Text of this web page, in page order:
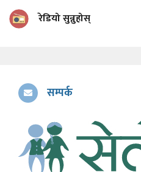
रेडियो सुन्नुहोस्
सम्पर्क